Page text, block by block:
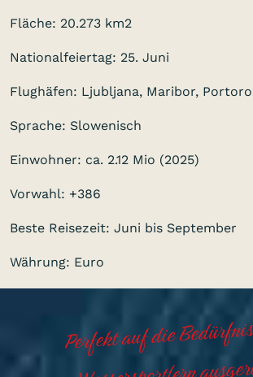
Fläche: 20.273 km2
Nationalfeiertag: 25. Juni
Flughäfen: Ljubljana, Maribor,
Sprache: Slowenisch
Einwohner: ca. 2.12 Mio (2025)
Vorwahl: +386
Beste Reisezeit: Juni bis September
Währung: Euro
Perfekt auf die